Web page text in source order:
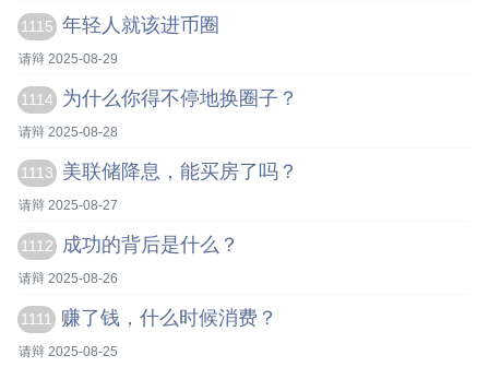
1115 年轻人就该进币圈
请辩 2025-08-29
1114 为什么你得不停地换圈子？
请辩 2025-08-28
1113 美联储降息，能买房了吗？
请辩 2025-08-27
1112 成功的背后是什么？
请辩 2025-08-26
1111 赚了钱，什么时候消费？
请辩 2025-08-25